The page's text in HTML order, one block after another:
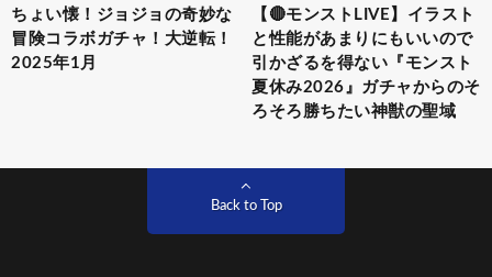
ちょい懐！ジョジョの奇妙な
冒険コラボガチャ！大逆転！
2025年1月
【🔴モンストLIVE】イラスト
と性能があまりにもいいので
引かざるを得ない『モンスト
夏休み2026』ガチャからのそ
ろそろ勝ちたい神獣の聖域
Back to Top